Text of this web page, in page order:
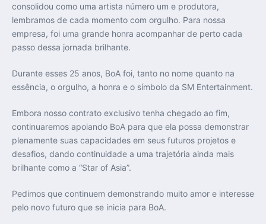
consolidou como uma artista número um e produtora,
lembramos de cada momento com orgulho. Para nossa
empresa, foi uma grande honra acompanhar de perto cada
passo dessa jornada brilhante.
Durante esses 25 anos, BoA foi, tanto no nome quanto na
essência, o orgulho, a honra e o símbolo da SM Entertainment.
Embora nosso contrato exclusivo tenha chegado ao fim,
continuaremos apoiando BoA para que ela possa demonstrar
plenamente suas capacidades em seus futuros projetos e
desafios, dando continuidade a uma trajetória ainda mais
brilhante como a “Star of Asia”.
Pedimos que continuem demonstrando muito amor e interesse
pelo novo futuro que se inicia para BoA.